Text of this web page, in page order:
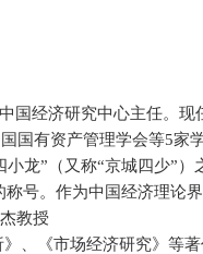
国经济研究中心主任。
国有资产管理学会等5家
龙”（又称“京城四少”
称号。作为中国经济理论
教授
、《市场经济研究》等著